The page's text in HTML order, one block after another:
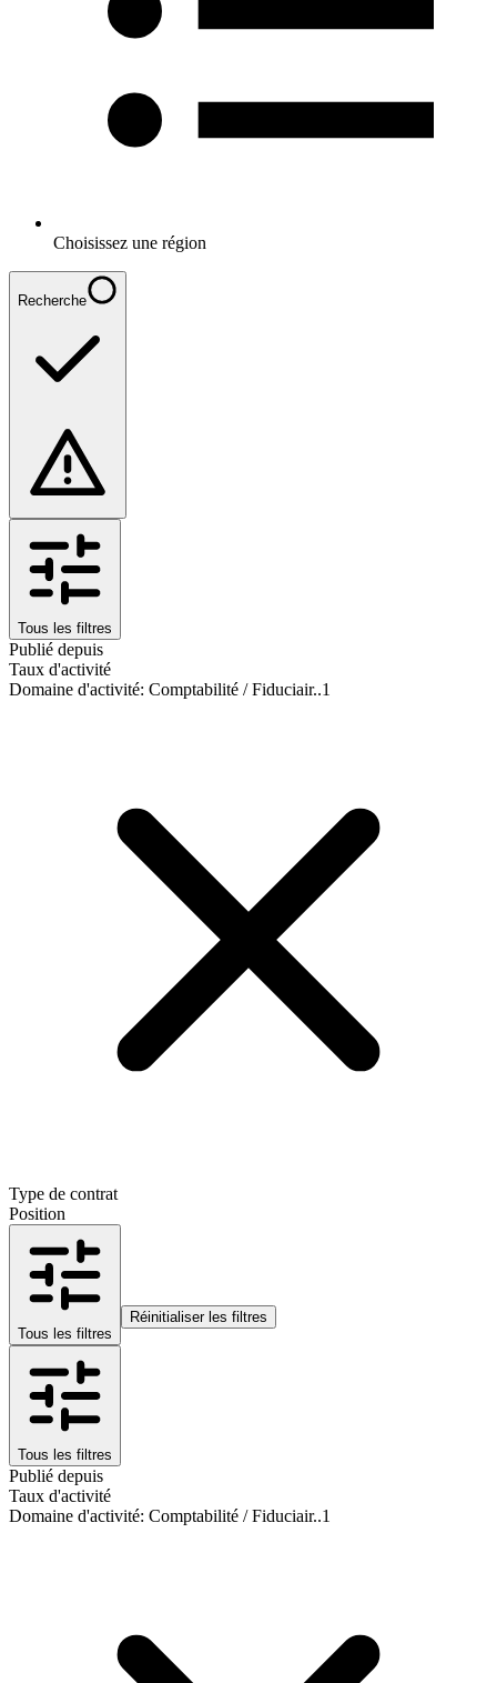
Choisissez une région
Recherche
Tous les filtres
Publié depuis
Taux d'activité
Domaine d'activité: Comptabilité / Fiduciair..1
Type de contrat
Position
Tous les filtres
Réinitialiser les filtres
Tous les filtres
Publié depuis
Taux d'activité
Domaine d'activité: Comptabilité / Fiduciair..1